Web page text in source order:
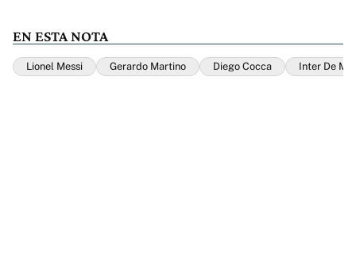
EN ESTA NOTA
Lionel Messi Gerardo Martino Diego Cocca Inter De